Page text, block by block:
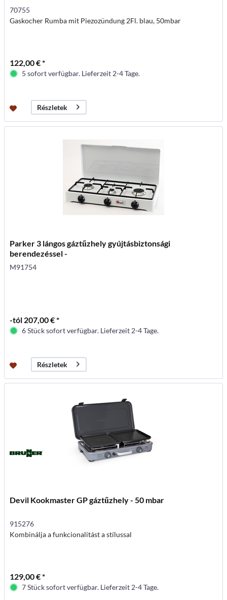
70755
Gaskocher Rumba mit Piezozündung 2Fl. blau, 50mbar
122,00 € *
5 sofort verfügbar. Lieferzeit 2-4 Tage.
Részletek
Parker 3 lángos gáztűzhely gyújtásbiztonsági
berendezéssel -
M91754
-tól 207,00 € *
6 Stück sofort verfügbar. Lieferzeit 2-4 Tage.
Részletek
Devil Kookmaster GP gáztűzhely - 50 mbar
915276
Kombinálja a funkcionalitást a stílussal
129,00 € *
7 Stück sofort verfügbar. Lieferzeit 2-4 Tage.